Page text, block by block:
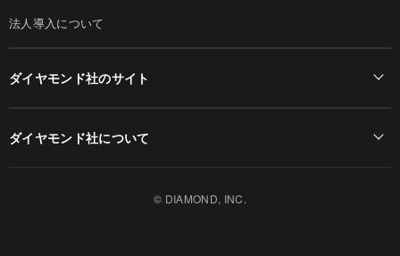
法人導入について
ダイヤモンド社のサイト
ダイヤモンド社について
© DIAMOND, INC.